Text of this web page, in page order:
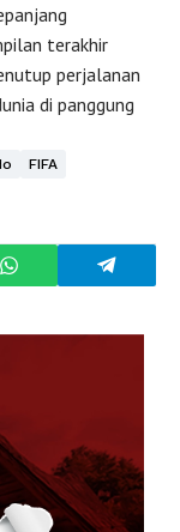
terakhir
perjalanan
di panggung
FIFA